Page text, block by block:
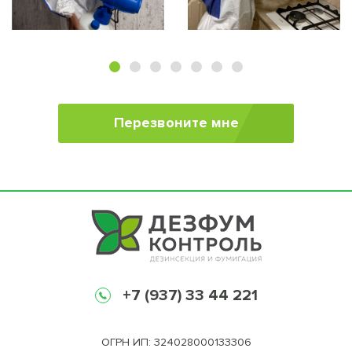
Перезвоните мне
+7 (937) 33 44 221
ОГРН ИП: 324028000133306